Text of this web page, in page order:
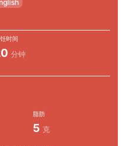
时间
分钟
脂肪
5 克